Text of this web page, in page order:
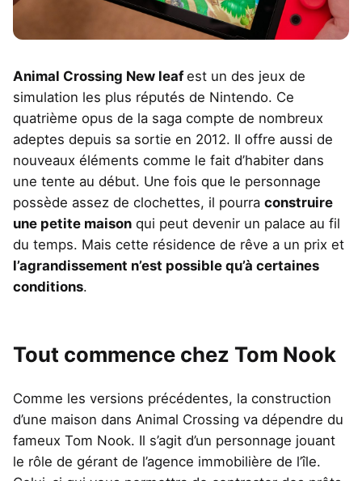
Animal Crossing New leafest un des jeux de
simulation les plus réputés de Nintendo. Ce
quatrième opus de la saga compte de nombreux
adeptes depuis sa sortie en 2012. Il offre aussi de
nouveaux éléments comme le fait d’habiter dans
une tente au début. Une fois que le personnage
possède assez de clochettes, il pourra construire
une petite maison qui peut devenir un palace au fil
du temps. Mais cette résidence de rêve a un prix et
l’agrandissement n’est possible qu’à certaines
conditions.
Tout commence chez Tom Nook
Comme les versions précédentes, la construction
d’une maison dans Animal Crossing va dépendre du
fameux Tom Nook. Il s’agit d’un personnage jouant
le rôle de gérant de l’agence immobilière de l’île.